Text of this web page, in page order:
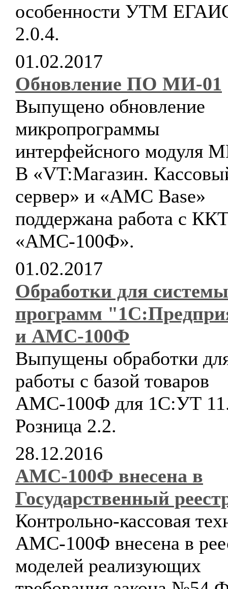
особенности УТМ
2.0.4.
01.02.2017
Обновление ПО МИ-01
Выпущено обновление
микропрограммы
интерфейсного модуля
В «VT:Магазин.
сервер» и «AMC Base»
поддержана работа с
«АМС-100Ф».
01.02.2017
Обработки для системы
программ
и АМС-100Ф
Выпущены обработки
работы с базой товаров
АМС-100Ф для 1С:УТ
Розница 2.2.
28.12.2016
АМС-100Ф внесена в
Государственный
Контрольно-кассовая
АМС-100Ф внесена в
моделей реализующих